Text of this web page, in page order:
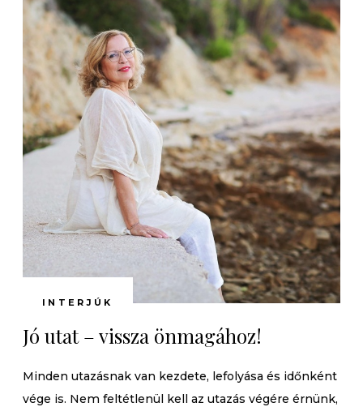
INTERJÚK
Jó utat – vissza önmagához!
Minden utazásnak van kezdete, lefolyása és időnként
vége is. Nem feltétlenül kell az utazás végére érnünk,